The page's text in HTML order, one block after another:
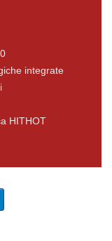
integrate
HITHOT